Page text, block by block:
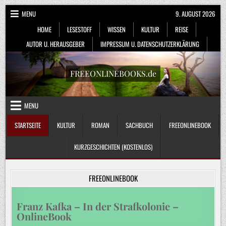
Skip
to
content
MENU
HOME
LESESTOFF WISSEN KULTUR
REISE
AUTOR U. HERAUSGEBER
IMPRESSUM U. DATENSCHUTZERKLÄRUNG
9. AUGUST 2026
FREEONLINEBOOKS.de
MENU
STARTSEITE
KULTUR ROMAN SACHBUCH FREEONLINEBOOK
KURZGESCHICHTEN (KOSTENLOS)
FREEONLINEBOOK
Franz Kafka – In der Strafkolonie –
OnlineBook